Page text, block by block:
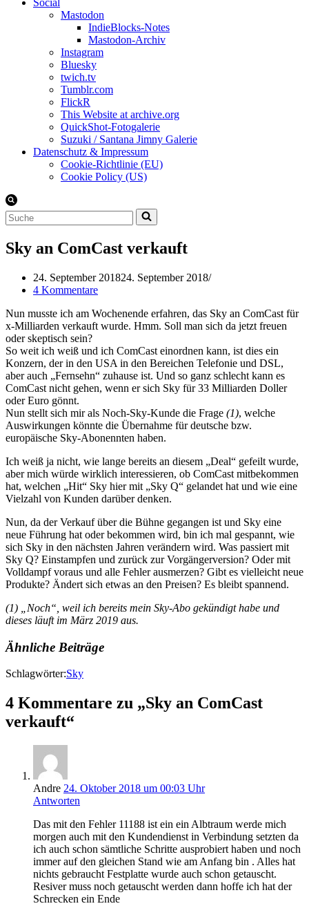
Social
Mastodon
IndieBlocks-Notes
Mastodon-Archiv
Instagram
Bluesky
twich.tv
Tumblr.com
FlickR
This Website at archive.org
QuickShot-Fotogalerie
Suzuki / Santana Jimny Galerie
Datenschutz & Impressum
Cookie-Richtlinie (EU)
Cookie Policy (US)
Suchen
nach …
Sky an ComCast verkauft
24. September 201824. September 2018
4 Kommentare
Nun musste ich am Wochenende erfahren, das Sky an ComCast für
x-Milliarden verkauft wurde. Hmm. Soll man sich da jetzt freuen
oder skeptisch sein?
So weit ich weiß und ich ComCast einordnen kann, ist dies ein
Konzern, der in den USA in den Bereichen Telefonie und DSL,
aber auch „Fernsehn“ zuhause ist. Und so ganz schlecht kann es
ComCast nicht gehen, wenn er sich Sky für 33 Milliarden Doller
oder Euro gönnt.
Nun stellt sich mir als Noch-Sky-Kunde die Frage (1), welche
Auswirkungen könnte die Übernahme für deutsche bzw.
europäische Sky-Abonennten haben.
Ich weiß ja nicht, wie lange bereits an diesem „Deal“ gefeilt wurde,
aber mich würde wirklich interessieren, ob ComCast mitbekommen
hat, welchen „Hit“ Sky hier mit „Sky Q“ gelandet hat und wie eine
Vielzahl von Kunden darüber denken.
Nun, da der Verkauf über die Bühne gegangen ist und Sky eine
neue Führung hat oder bekommen wird, bin ich mal gespannt, wie
sich Sky in den nächsten Jahren verändern wird. Was passiert mit
Sky Q? Einstampfen und zurück zur Vorgängerversion? Oder mit
Volldampf voraus und alle Fehler ausmerzen? Gibt es vielleicht neue
Produkte? Ändert sich etwas an den Preisen? Es bleibt spannend.
(1) „Noch“, weil ich bereits mein Sky-Abo gekündigt habe und
dieses läuft im März 2019 aus.
Ähnliche Beiträge
Schlagwörter:Sky
4 Kommentare zu „Sky an ComCast
verkauft“
Andre 24. Oktober 2018 um 00:03 Uhr
Antworten
Das mit den Fehler 11188 ist ein ein Albtraum werde mich
morgen auch mit den Kundendienst in Verbindung setzten da
ich auch schon sämtliche Schritte ausprobiert haben und noch
immer auf den gleichen Stand wie am Anfang bin . Alles hat
nichts gebraucht Festplatte wurde auch schon getauscht.
Resiver muss noch getauscht werden dann hoffe ich hat der
Schrecken ein Ende